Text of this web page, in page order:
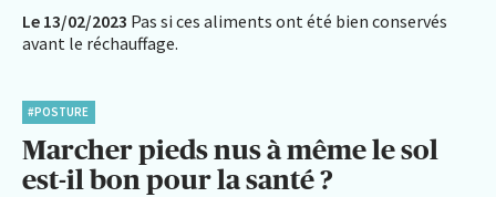
Le 13/02/2023 Pas si ces aliments ont été bien conservés
avant le réchauffage.
#POSTURE
Marcher pieds nus à même le sol
est-il bon pour la santé ?